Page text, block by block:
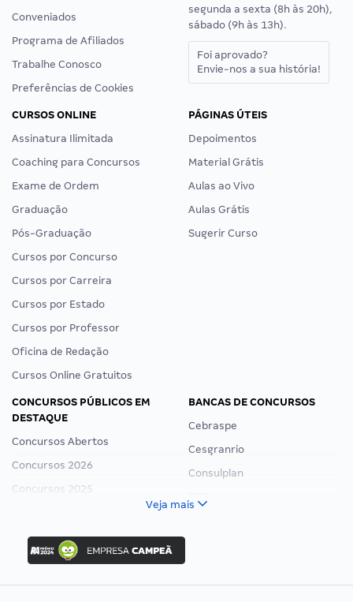
Conveniados
Programa de Afiliados
Trabalhe Conosco
Preferências de Cookies
segunda a sexta (8h às 20h),
sábado (9h às 13h).
Foi aprovado?
Envie-nos a sua história!
CURSOS ONLINE
Assinatura Ilimitada
Coaching para Concursos
Exame de Ordem
Graduação
Pós-Graduação
Cursos por Concurso
Cursos por Carreira
Cursos por Estado
Cursos por Professor
Oficina de Redação
Cursos Online Gratuitos
PÁGINAS ÚTEIS
Depoimentos
Material Grátis
Aulas ao Vivo
Aulas Grátis
Sugerir Curso
CONCURSOS PÚBLICOS EM
DESTAQUE
Concursos Abertos
Concursos 2026
Concursos 2025
Concurso Nacional Unificado
Concurso Ibama
Concurso MPU
Editais publicados
BANCAS DE CONCURSOS
Cebraspe
Cesgranrio
Consulplan
Veja mais